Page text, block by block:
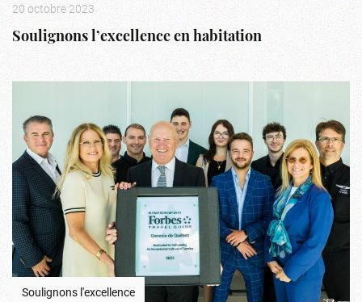
20 octobre 2023
Soulignons l’excellence en habitation
Soulignons l'excellence